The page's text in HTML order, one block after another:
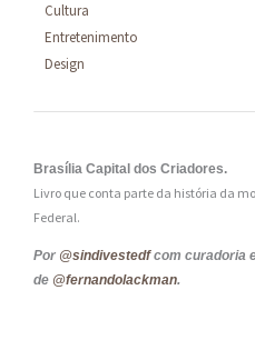
Cultura
Entretenimento
Design
Brasília Capital dos Criadores.
Livro que conta parte da história da
Federal.
Por @sindivestedfcom curadoria
de @fernandolackman.